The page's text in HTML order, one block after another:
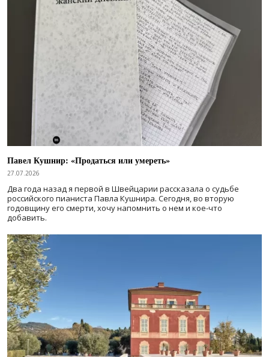
Павел Кушнир: «Продаться или умереть»
27.07.2026
Два года назад я первой в Швейцарии рассказала о судьбе
российского пианиста Павла Кушнира. Сегодня, во вторую
годовщину его смерти, хочу напомнить о нем и кое-что
добавить.